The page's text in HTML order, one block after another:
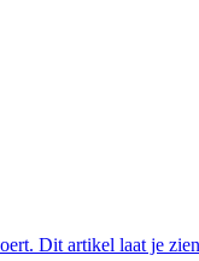
Dit artikel laat je